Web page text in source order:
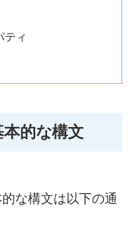
ティ
的な構文
な構文は以下の通